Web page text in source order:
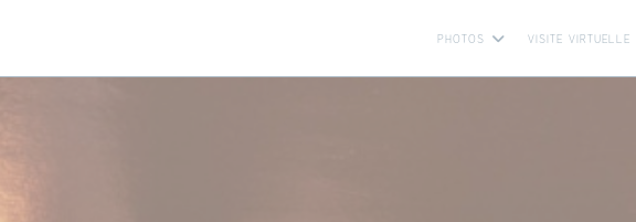
PHOTOS VISITE VIRTUELLE